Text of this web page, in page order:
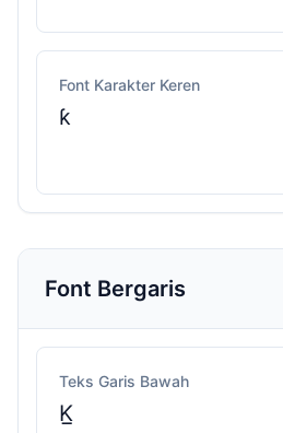
Font Karakter Keren
ƙ
Font Bergaris
Teks Garis Bawah
K̲